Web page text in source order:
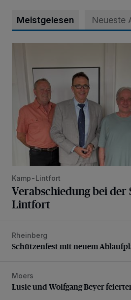
Meistgelesen Neueste
Kamp-Lintfort
Verabschiedung bei der
Lintfort
Schützenfest mit neuem
Rheinberg
Schützenfest mit neuem
Lusie und Wolfgang Beyer
Moers
Lusie und Wolfgang Beyer